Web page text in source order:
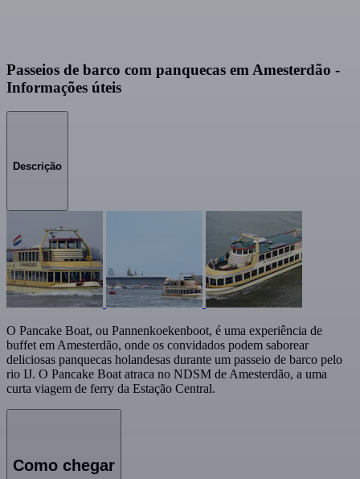
Passeios de barco com panquecas em Amesterdão -
Informações úteis
Descrição
O Pancake Boat, ou Pannenkoekenboot, é uma experiência de
buffet em Amesterdão, onde os convidados podem saborear
deliciosas panquecas holandesas durante um passeio de barco pelo
rio IJ. O Pancake Boat atraca no NDSM de Amesterdão, a uma
curta viagem de ferry da Estação Central.
Como chegar